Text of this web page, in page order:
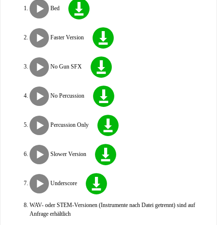
Bed
Faster Version
No Gun SFX
No Percussion
Percussion Only
Slower Version
Underscore
WAV- oder STEM-Versionen (Instrumente nach Datei getrennt) sind auf
Anfrage erhältlich